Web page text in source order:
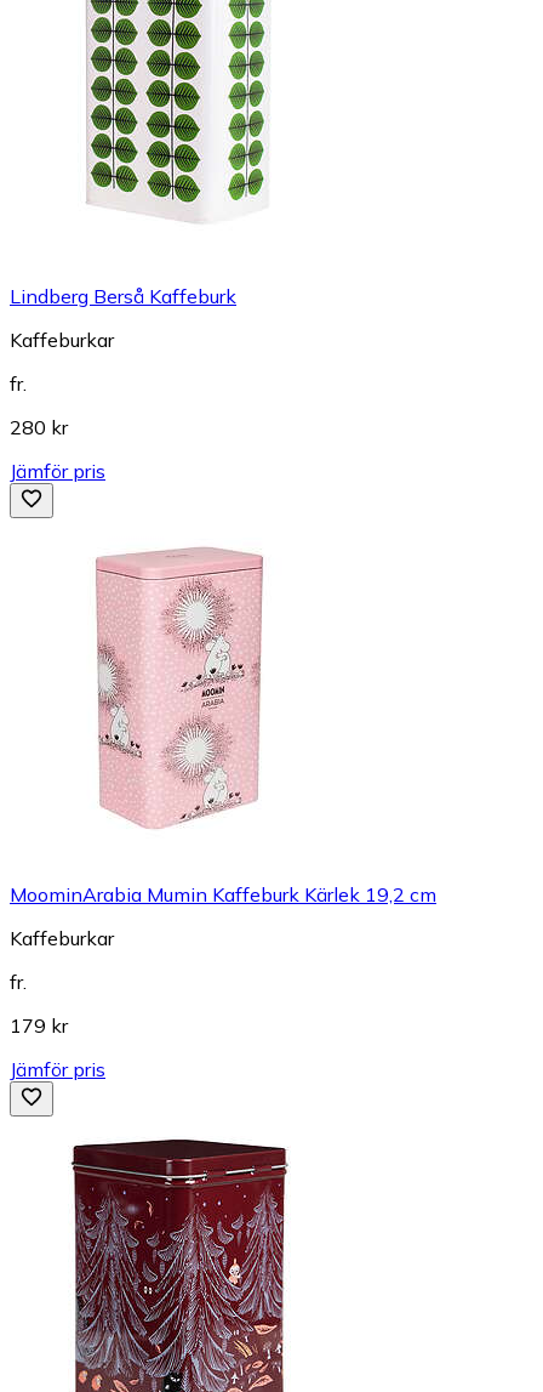
Lindberg Berså Kaffeburk
Kaffeburkar
fr.
280 kr
Jämför pris
MoominArabia Mumin Kaffeburk Kärlek 19,2 cm
Kaffeburkar
fr.
179 kr
Jämför pris